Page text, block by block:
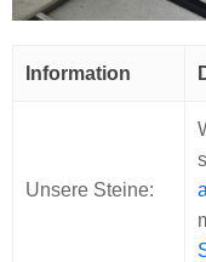
Information
Unsere Steine: